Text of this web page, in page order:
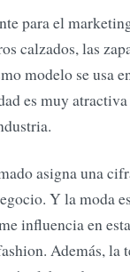
para el
calzados, las
modelo se usa
es muy
asigna una
Y la moda
influencia en
Además, la